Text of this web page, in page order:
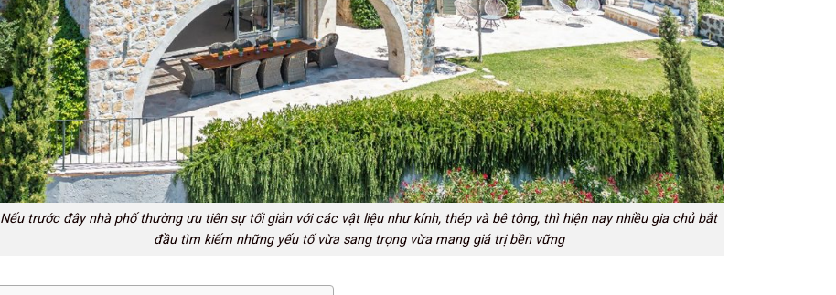
Nếu trước đây nhà phố thường ưu tiên sự tối giản với các vật liệu như kính, thép và bê tông, thì hiện nay nhiều gia chủ bắt
đầu tìm kiếm những yếu tố vừa sang trọng vừa mang giá trị bền vững